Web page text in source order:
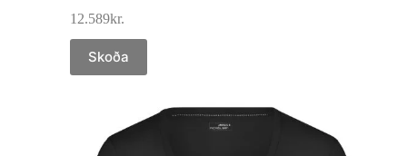
12.589kr.
Skoða